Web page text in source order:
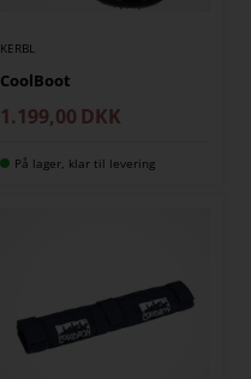
KERBL
CoolBoot
1.199,00 DKK
På lager, klar til levering